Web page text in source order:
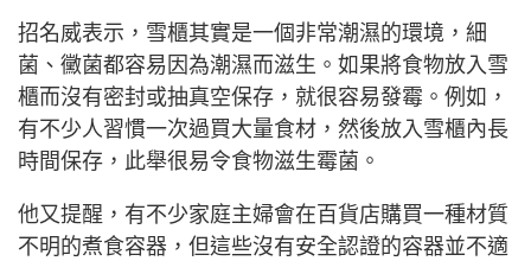
招名威表示，雪櫃其實是一個非常潮濕的環境，細
菌、黴菌都容易因為潮濕而滋生。如果將食物放入雪
櫃而沒有密封或抽真空保存，就很容易發霉。例如，
有不少人習慣一次過買大量食材，然後放入雪櫃內長
時間保存，此舉很易令食物滋生霉菌。
他又提醒，有不少家庭主婦會在百貨店購買一種材質
不明的煮食容器，但這些沒有安全認證的容器並不適